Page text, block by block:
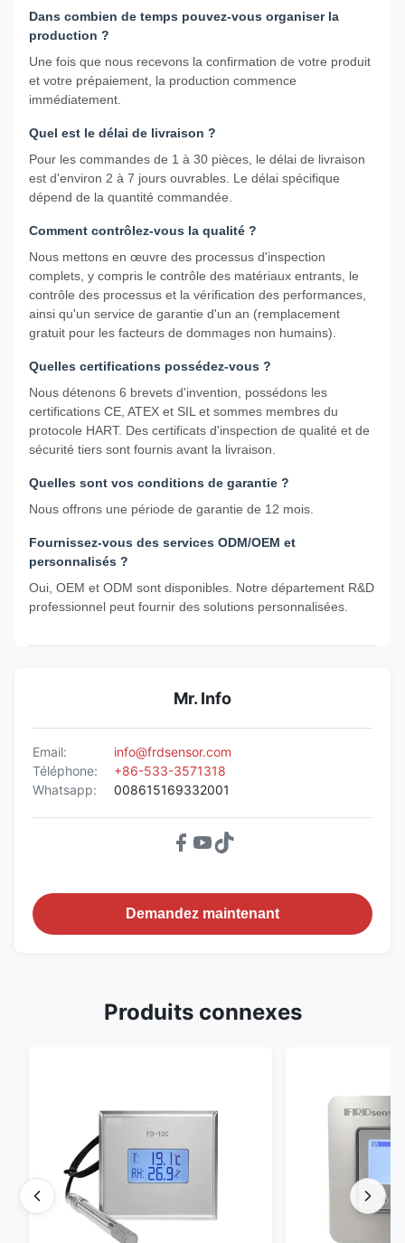
Dans combien de temps pouvez-vous organiser la
production ?
Une fois que nous recevons la confirmation de votre produit
et votre prépaiement, la production commence
immédiatement.
Quel est le délai de livraison ?
Pour les commandes de 1 à 30 pièces, le délai de livraison
est d'environ 2 à 7 jours ouvrables. Le délai spécifique
dépend de la quantité commandée.
Comment contrôlez-vous la qualité ?
Nous mettons en œuvre des processus d'inspection
complets, y compris le contrôle des matériaux entrants, le
contrôle des processus et la vérification des performances,
ainsi qu'un service de garantie d'un an (remplacement
gratuit pour les facteurs de dommages non humains).
Quelles certifications possédez-vous ?
Nous détenons 6 brevets d'invention, possédons les
certifications CE, ATEX et SIL et sommes membres du
protocole HART. Des certificats d'inspection de qualité et de
sécurité tiers sont fournis avant la livraison.
Quelles sont vos conditions de garantie ?
Nous offrons une période de garantie de 12 mois.
Fournissez-vous des services ODM/OEM et
personnalisés ?
Oui, OEM et ODM sont disponibles. Notre département R&D
professionnel peut fournir des solutions personnalisées.
Mr. Info
Email:
info@frdsensor.com
Téléphone:
+86-533-3571318
Whatsapp:
008615169332001
Demandez maintenant
Produits connexes